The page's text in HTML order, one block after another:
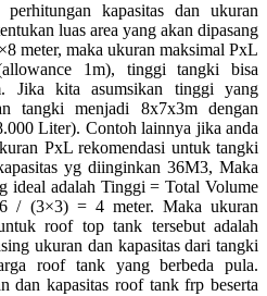
kapasitas dan ukuran
luas area yang akan dipasang
meter, maka ukuran maksimal PxL
1m), tinggi tangki bisa
Jika kita asumsikan tinggi yang
tangki menjadi 8x7x3m dengan
Liter). Contoh lainnya jika anda
PxL rekomendasi untuk tangki
yg diinginkan 36M3, Maka
ideal adalah Tinggi = Total Volume
/ (3×3) = 4 meter. Maka ukuran
roof top tank tersebut adalah
ukuran dan kapasitas dari tangki
roof tank yang berbeda pula.
dan kapasitas roof tank frp beserta